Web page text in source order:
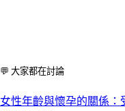
💬 大家都在討論
女性年齡與懷孕的關係：